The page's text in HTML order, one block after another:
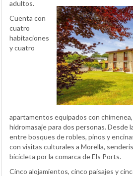
adultos.
Cuenta con
cuatro
habitaciones
y cuatro
apartamentos equipados con
hidromasaje para dos personas. Desde
entre bosques de robles, pinos y
con visitas culturales a Morella,
bicicleta por la comarca de Els Ports.
Cinco alojamientos, cinco paisajes y